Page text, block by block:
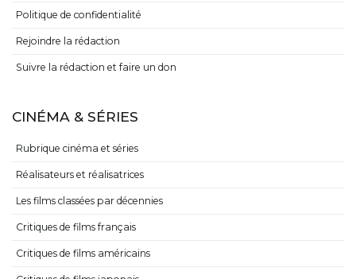
Politique de confidentialité
Rejoindre la rédaction
Suivre la rédaction et faire un don
CINÉMA & SÉRIES
Rubrique cinéma et séries
Réalisateurs et réalisatrices
Les films classées par décennies
Critiques de films français
Critiques de films américains